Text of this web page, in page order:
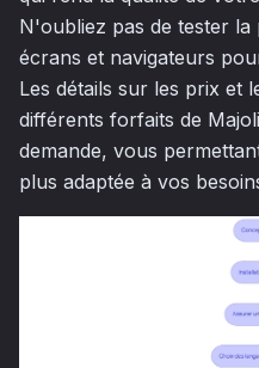
N'oubliez pas de tester
écrans et navigateurs
Les détails sur les prix et
différents forfaits de
demande, vous
plus adaptée à vos